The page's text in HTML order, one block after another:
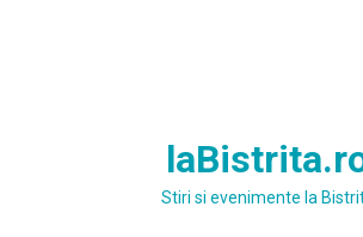
Stiri si evenimente la